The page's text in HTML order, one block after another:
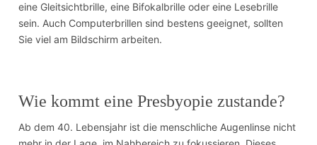
eine Gleitsichtbrille, eine Bifokalbrille oder eine Lesebrille
sein. Auch Computerbrillen sind bestens geeignet, sollten
Sie viel am Bildschirm arbeiten.
Wie kommt eine Presbyopie zustande?
Ab dem 40. Lebensjahr ist die menschliche Augenlinse nicht